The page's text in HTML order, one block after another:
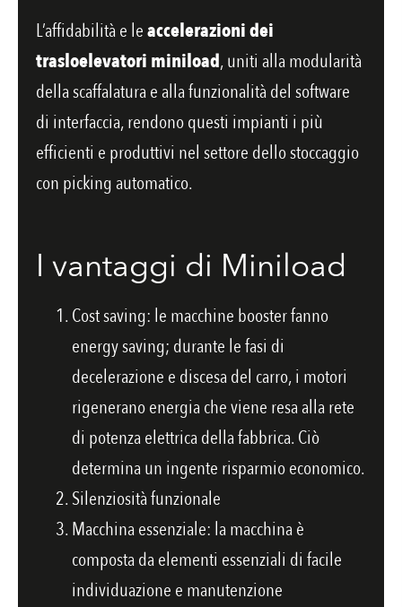
L’affidabilità e leaccelerazioni dei
trasloelevatori miniload, uniti alla modularità
della scaffalatura e alla funzionalità del software
di interfaccia, rendono questi impianti i più
efficienti e produttivi nel settore dello stoccaggio
con picking automatico.
I vantaggi di Miniload
Cost saving: le macchine booster fanno
energy saving; durante le fasi di
decelerazione e discesa del carro, i motori
rigenerano energia che viene resa alla rete
di potenza elettrica della fabbrica. Ciò
determina un ingente risparmio economico.
Silenziosità funzionale
Macchina essenziale: la macchina è
composta da elementi essenziali di facile
individuazione e manutenzione